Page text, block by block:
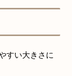
すい大きさに